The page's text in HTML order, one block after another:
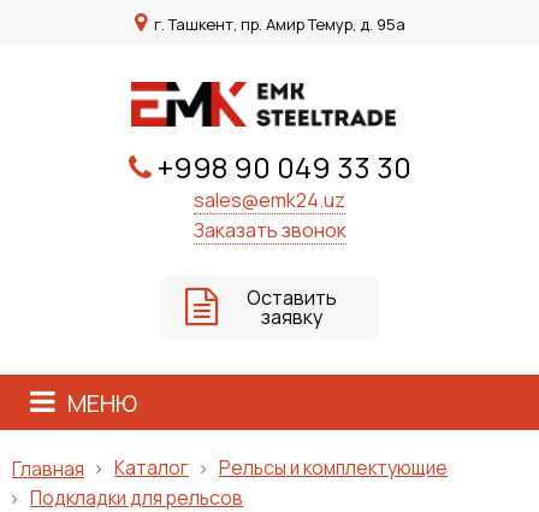
г. Ташкент, пр. Амир Темур, д. 95а
+998 90 049 33 30
sales@emk24.uz
Заказать звонок
Оставить
заявку
МЕНЮ
Главная Каталог
Рельсы и комплектующие
Подкладки для рельсов